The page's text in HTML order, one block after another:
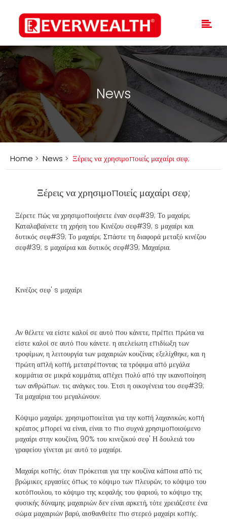
News
Home > News > Ξέρεις να χρησιμοποιείς μαχαίρι σεφ;
Ξέρεις να χρησιμοποιείς μαχαίρι σεφ;
Ξέρετε πώς να χρησιμοποιήσετε έναν σεφ#39; Το μαχαίρι;
Καταλαβαίνετε τη χρήση του Κινέζου σεφ#39; s μαχαίρι και
δυτικός σεφ#39; Το μαχαίρι; Σπάστε τη διαφορά μεταξύ κινέζου
σεφ#39; s μαχαίρια και δυτικός σεφ#39; Μαχαίρια.
Κινέζος σεφ' s μαχαίρι
Αν θέλετε να είστε καλοί σε αυτό που κάνετε, πρέπει πρώτα να
είστε καλοί σε αυτό που κάνετε. η ατελείωτη επιδίωξη των
τροφίμων, η λειτουργία των μαχαιριών κουζίνας εξελίχθηκε, και η
πρώτη απλή κοπή, μετατρέποντας τα τρόφιμα από μεγάλα
κομμάτια σε μικρά κομμάτια, απέχει πολύ από την ικανοποίηση
των ανθρώπων. τις ανάγκες του. Έτσι η οικογένεια του σεφ#39;
Τα μαχαίρια του μεγαλώνουν.
Κόψιμο μαχαίρι: χρησιμοποιείται για την κοπή λαχανικών, κοπή
κρέατος μπορεί να είναι, είναι το πιο συχνά χρησιμοποιούμενο
μαχαίρι στην κουζίνα, 90% του κινεζικού σεφ' Η δουλειά του
γραφείου γίνεται με αυτό το μαχαίρι.
Μαχαίρι κοπής: όταν πρόκειται για την κουζίνα κάποια από τις
βρώμικες εργασίες όπως το κόψιμο των πλευρών, το κόψιμο του
κοτόπουλου, το κόψιμο της κεφαλής του ψαριού, το κόψιμο της
φυσικής δύναμης μαχαιριών δεν είναι αρκετή, τότε χρειάζεστε ένα
σώμα μαχαιριών βαρύ, αισθανθείτε πιο στερεό μαχαίρι κοπής.